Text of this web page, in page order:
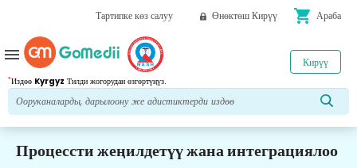
Тартипке көз салуу Өнөктөш Кирүү shopping_cart Араба
*Издөө Kyrgyz Тилди жогорудан өзгөртүңүз.
Кирүү
menu
Процессти жеңилдетүү жана интеграциялоо